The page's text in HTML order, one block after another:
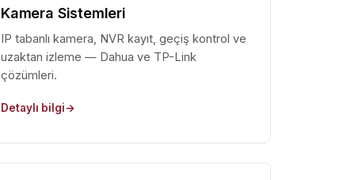
Kamera Sistemleri
IP tabanlı kamera, NVR kayıt, geçiş kontrol ve
uzaktan izleme — Dahua ve TP-Link
çözümleri.
Detaylı bilgi